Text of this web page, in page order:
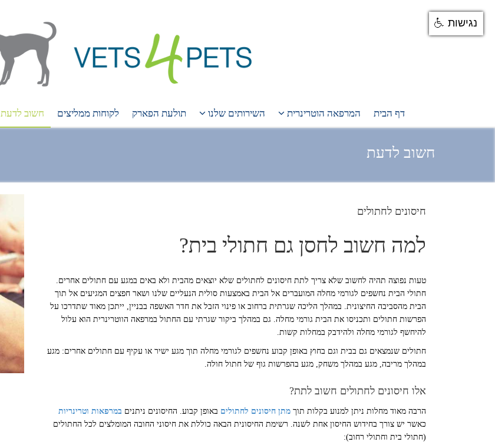
דף הבית המרפאה הוטרינרית השירותים שלנו תולעת הפארק לקוחות ממליצים חשוב לדעת
חשוב לדעת
חיסונים לחתולים
למה חשוב לחסן גם חתולי בית?
טעות נפוצה תהיה לחשוב שלא צריך לתת חיסונים לחתולים שלא יוצאים מהבית ולא באים במגע עם חתולים אחרים.
חתולי הבית נחשפים לגורמי מחלה המועברים אל הבית באמצעות סולית הנעליים שלנו ושאר חפצים המגיעים אל תוך
הבית מהסביבה החיצונית. במהלך הליכה שגרתית ברחוב או פינוי הזבל את חדר האשפה בבניין, ייתכן מאוד שתדרכו על
הפרשות חתולים ותכניסו את הבית גורמי מחלה. גם במהלך ביקור שגרתי עם החתול במרפאה הווטרינרית הוא עלול
להיחשף לגורמי מחלה ולהידבק במחלות קשות.
חתולים שנמצאים גם בבית וגם בחוץ באופן קבוע נחשפים לגורמי מחלה תוך מגע ישיר או עקיף עם חתולים אחרים: מגע
במהלך מריבה, מגע במהלך משחק, מגע בהפרשות גוף של חתול חולה.
אלו חיסונים לחתולים חשוב לתת?
הרבה מאוד מחלות ניתן למנוע בקלות תוך מתן חיסונים לחתולים באופן קבוע. החיסונים ניתנים במרפאות וטרינריות
כאשר יש צורך בחידוש החיסון אחת לשנה. רשימת החיסונית הבאה כוללת את חיסוני החובה המומלצים לכל החתולים
(חתולי בית וחתולי רחוב):
נגישות